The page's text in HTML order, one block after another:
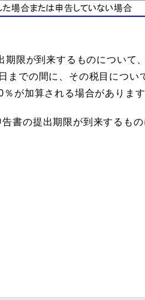
限が到来するものについて
までの間に、その税目につ
が加算される場合があります
告書の提出期限が到来するも